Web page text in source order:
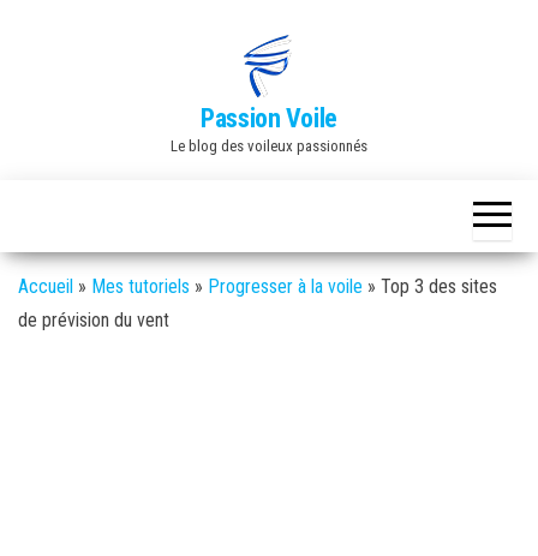
Passion Voile
Le blog des voileux passionnés
Accueil » Mes tutoriels » Progresser à la voile » Top 3 des sites
de prévision du vent